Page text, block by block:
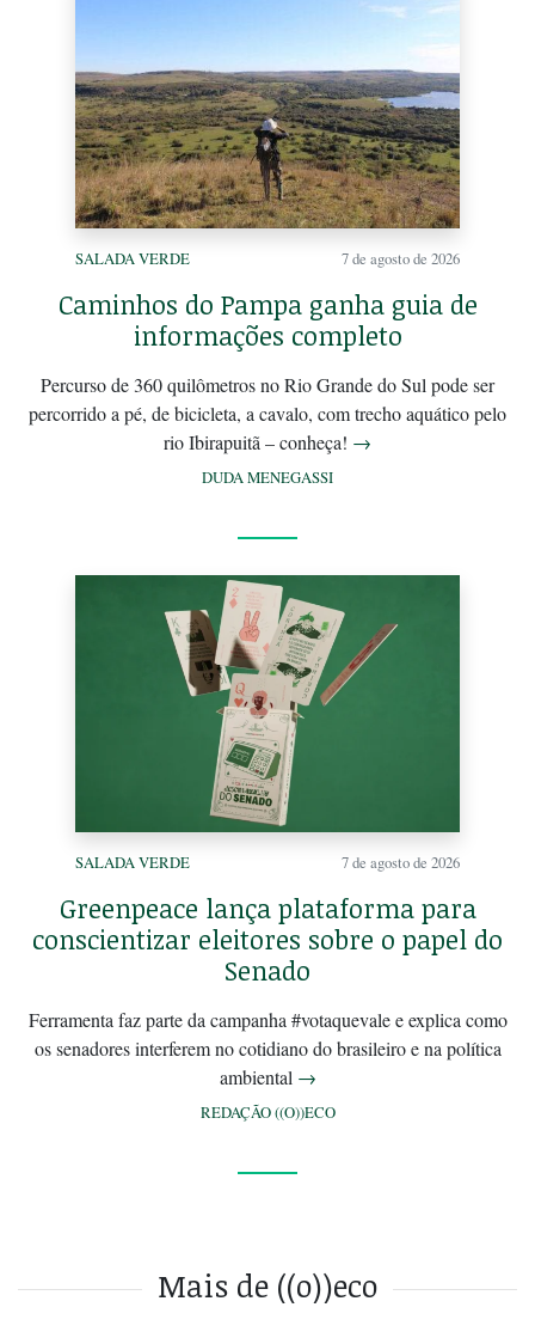
SALADA VERDE 7 de agosto de 2026
Caminhos do Pampa ganha guia de
informações completo
Percurso de 360 quilômetros no Rio Grande do Sul pode ser
percorrido a pé, de bicicleta, a cavalo, com trecho aquático pelo
rio Ibirapuitã – conheça! →
DUDA MENEGASSI
SALADA VERDE 7 de agosto de 2026
Greenpeace lança plataforma para
conscientizar eleitores sobre o papel do
Senado
Ferramenta faz parte da campanha #votaquevale e explica como
os senadores interferem no cotidiano do brasileiro e na política
ambiental →
REDAÇÃO ((O))ECO
Mais de ((o))eco